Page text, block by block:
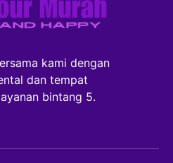
kami dengan
dan tempat
bintang 5.